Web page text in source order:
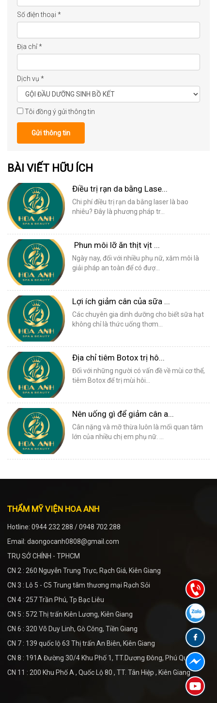
Số điện thoại *
Địa chỉ*
Dịch vụ *
Tôi đồng ý gửi thông tin
Gửi thông tin
BÀI VIẾT HỮU ÍCH
Điều trị rạn da bằng Lase...
Chi phí điều trị rạn da bằng laser là bao
nhiêu? Đây là phương pháp tr...
Phun môi lỡ ăn thịt vịt ...
Ngày nay, đối với nhiều phụ nữ, xăm môi là
giải pháp an toàn để có đượ...
Lợi ích giảm cân của sữa ...
Các chuyên gia dinh dưỡng cho biết sữa hạt
không chỉ là thức uống thơm...
Địa chỉ tiêm Botox trị hô...
Đối với những người có vấn đề về mùi cơ thể,
tiêm Botox để trị mùi hôi...
Nên uống gì để giảm cân a...
Cân nặng và mỡ thừa luôn là mối quan tâm
lớn của nhiều chị em phụ nữ. ...
THẨM MỸ VIỆN HOA ANH
Hotline: 0944 232 288 / 0948 702 288
Email: daongocanh0808@gmail.com
TRỤ SỞ CHÍNH - TPHCM
CN 2 : 260 Nguyễn Trung Trực, Rạch Giá, Kiên Giang
CN 3 : Lô 5 - C5 Trung tâm thương mại Rạch Sỏi
CN 4 : 257 Trần Phú, Tp Bạc Liêu
CN 5 : 572 Thị trấn Kiên Lương, Kiên Giang
CN 6 : 320 Võ Duy Linh, Gò Công, Tiền Giang
CN 7 : 139 quốc lộ 63 Thị trấn An Biên, Kiên Giang
CN 8 : 191A Đường 30/4 Khu Phố 1, TT.Dương Đông, Phú Quốc
CN 11 : 200 Khu Phố A , Quốc Lộ 80 , TT. Tân Hiệp , Kiên Giang